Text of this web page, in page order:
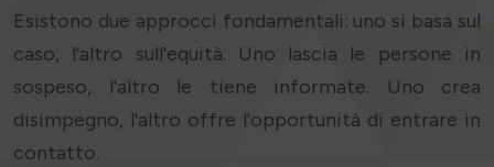
Esistono due approcci fondamentali: uno si basa sul
caso, l'altro sull'equità. Uno lascia le persone in
sospeso, l'altro le tiene informate. Uno crea
disimpegno, l'altro offre l'opportunità di entrare in
contatto.